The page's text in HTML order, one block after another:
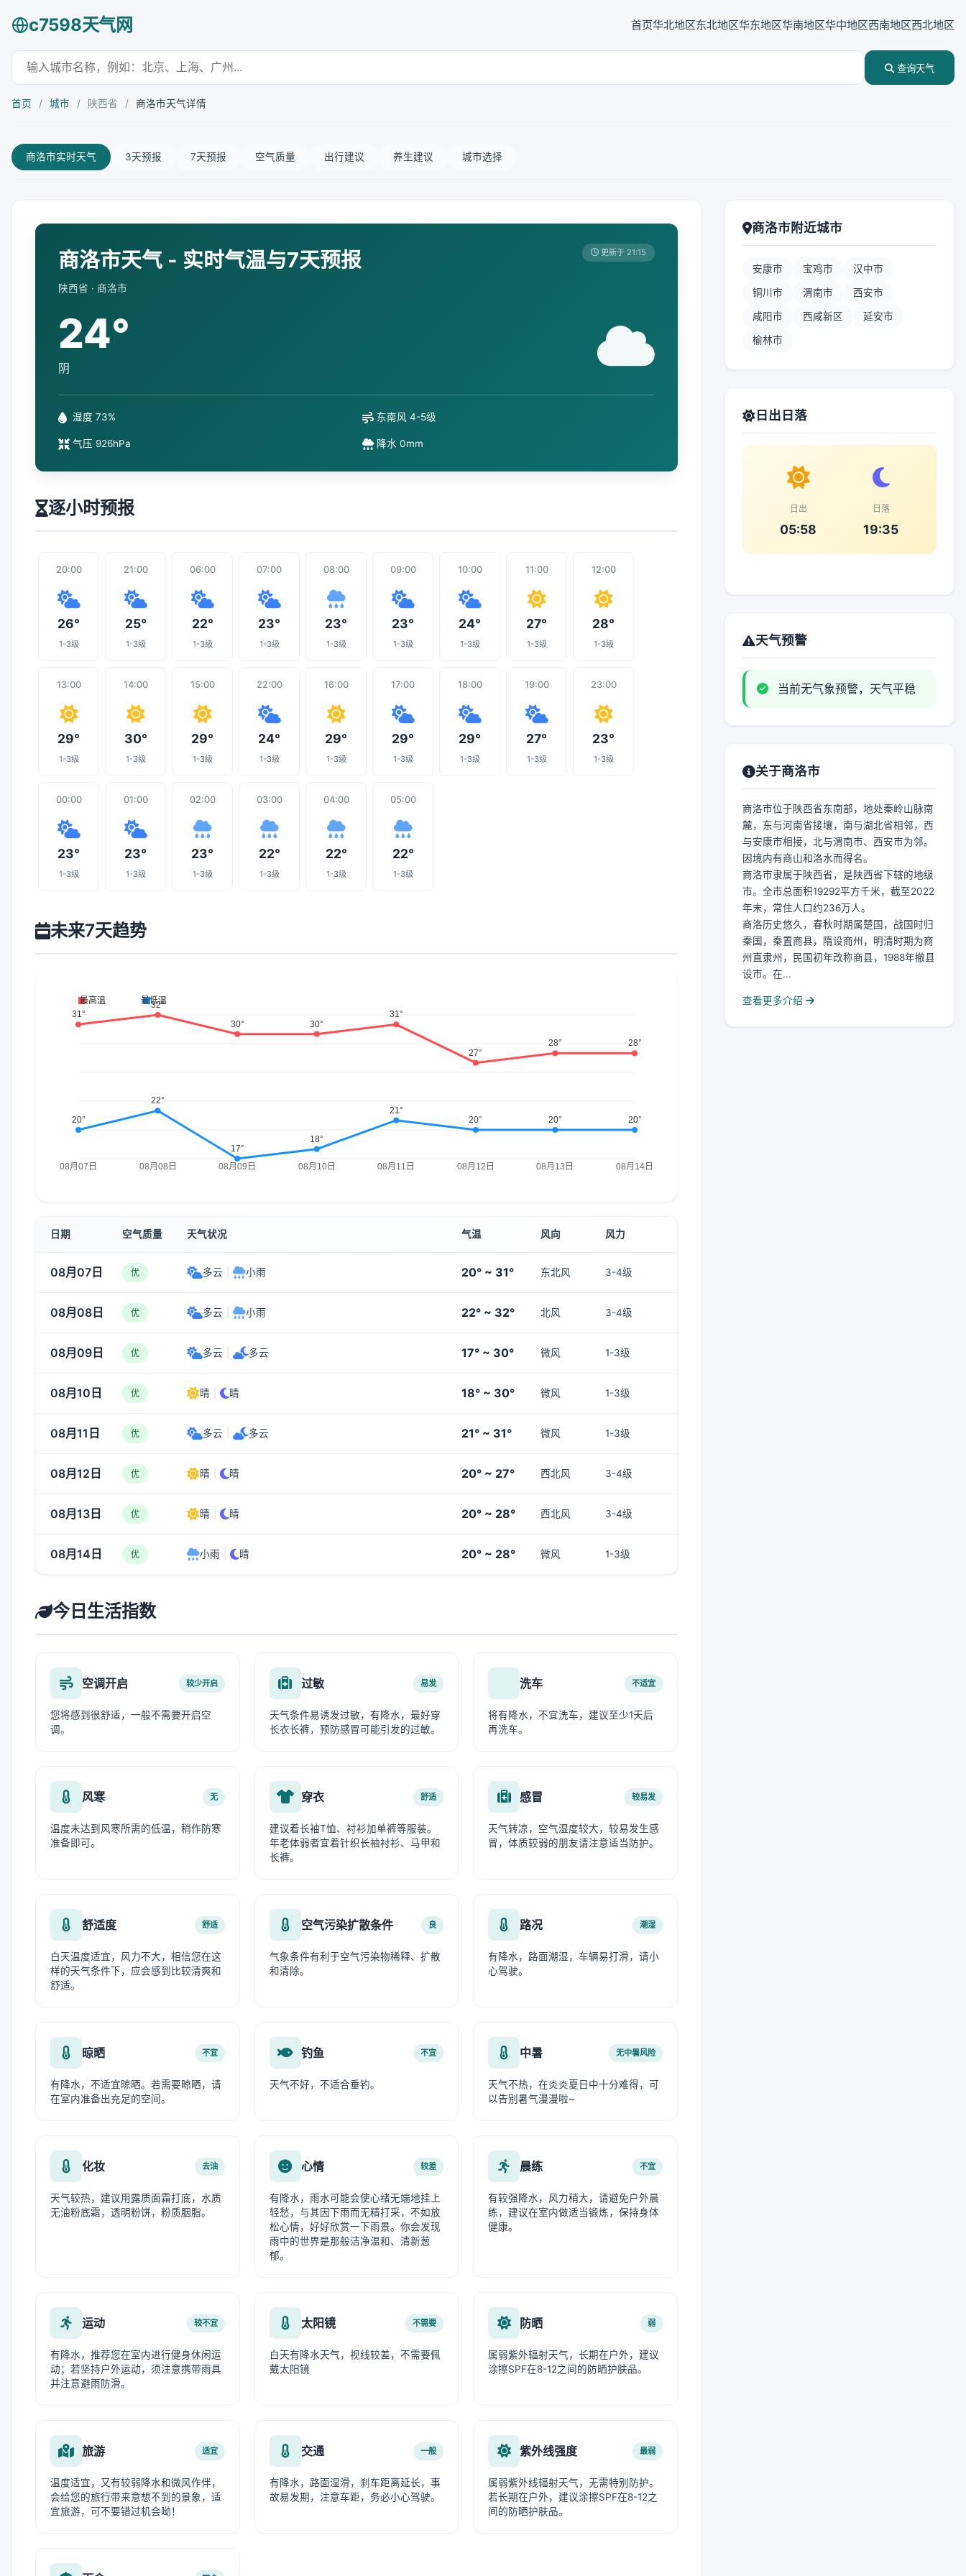
c7598天气网 首页华北地区东北地区华东地区华南地区华中地区西南地区西北地区
查询天气
首页 / 城市 / 陕西省 / 商洛市天气详情
商洛市实时天气 3天预报 7天预报 空气质量 出行建议 养生建议 城市选择
商洛市天气 - 实时气温与7天预报
陕西省 · 商洛市
更新于 21:15
24°
阴
湿度 73% 东南风 4-5级
气压 926hPa 降水 0mm
逐小时预报
20:00
26°
1-3级
21:00
25°
1-3级
06:00
22°
1-3级
07:00
23°
1-3级
08:00
23°
1-3级
09:00
23°
1-3级
10:00
24°
1-3级
11:00
27°
1-3级
12:00
28°
1-3级
13:00
29°
1-3级
14:00
30°
1-3级
15:00
29°
1-3级
22:00
24°
1-3级
16:00
29°
1-3级
17:00
29°
1-3级
18:00
29°
1-3级
19:00
27°
1-3级
23:00
23°
1-3级
00:00
23°
1-3级
01:00
23°
1-3级
02:00
23°
1-3级
03:00
22°
1-3级
04:00
22°
1-3级
05:00
22°
1-3级
未来7天趋势
日期 空气质量 天气状况 气温 风向 风力
08月07日 优 多云 小雨 20° ~ 31° 东北风 3-4级
08月08日 优 多云 小雨 22° ~ 32° 北风 3-4级
08月09日 优 多云 多云 17° ~ 30° 微风 1-3级
08月10日 优 晴 晴 18° ~ 30° 微风 1-3级
08月11日 优 多云 多云 21° ~ 31° 微风 1-3级
08月12日 优 晴 晴 20° ~ 27° 西北风 3-4级
08月13日 优 晴 晴 20° ~ 28° 西北风 3-4级
08月14日 优 小雨 晴 20° ~ 28° 微风 1-3级
今日生活指数
空调开启 较少开启
您将感到很舒适，一般不需要开启空
调。
过敏 易发
天气条件易诱发过敏，有降水，最好穿
长衣长裤，预防感冒可能引发的过敏。
洗车 不适宜
将有降水，不宜洗车，建议至少1天后
再洗车。
风寒 无
温度未达到风寒所需的低温，稍作防寒
准备即可。
穿衣 舒适
建议着长袖T恤、衬衫加单裤等服装。
年老体弱者宜着针织长袖衬衫、马甲和
长裤。
感冒 较易发
天气转凉，空气湿度较大，较易发生感
冒，体质较弱的朋友请注意适当防护。
舒适度 舒适
白天温度适宜，风力不大，相信您在这
样的天气条件下，应会感到比较清爽和
舒适。
空气污染扩散条件 良
气象条件有利于空气污染物稀释、扩散
和清除。
路况 潮湿
有降水，路面潮湿，车辆易打滑，请小
心驾驶。
晾晒 不宜
有降水，不适宜晾晒。若需要晾晒，请
在室内准备出充足的空间。
钓鱼 不宜
天气不好，不适合垂钓。
中暑 无中暑风险
天气不热，在炎炎夏日中十分难得，可
以告别暑气漫漫啦~
化妆 去油
天气较热，建议用露质面霜打底，水质
无油粉底霜，透明粉饼，粉质胭脂。
心情 较差
有降水，雨水可能会使心绪无端地挂上
轻愁，与其因下雨而无精打采，不如放
松心情，好好欣赏一下雨景。你会发现
雨中的世界是那般洁净温和、清新葱
郁。
晨练 不宜
有较强降水，风力稍大，请避免户外晨
练，建议在室内做适当锻炼，保持身体
健康。
运动 较不宜
有降水，推荐您在室内进行健身休闲运
动；若坚持户外运动，须注意携带雨具
并注意避雨防滑。
太阳镜 不需要
白天有降水天气，视线较差，不需要佩
戴太阳镜
防晒 弱
属弱紫外辐射天气，长期在户外，建议
涂擦SPF在8-12之间的防晒护肤品。
旅游 适宜
温度适宜，又有较弱降水和微风作伴，
会给您的旅行带来意想不到的景象，适
宜旅游，可不要错过机会呦！
交通 一般
有降水，路面湿滑，刹车距离延长，事
故易发期，注意车距，务必小心驾驶。
紫外线强度 最弱
属弱紫外线辐射天气，无需特别防护。
若长期在户外，建议涂擦SPF在8-12之
间的防晒护肤品。
商洛市附近城市
安康市 宝鸡市 汉中市
铜川市 渭南市 西安市
咸阳市 西咸新区 延安市
榆林市
日出日落
日出
05:58
日落
19:35
天气预警
当前无气象预警，天气平稳
关于商洛市
商洛市位于陕西省东南部，地处秦岭山脉南
麓，东与河南省接壤，南与湖北省相邻，西
与安康市相接，北与渭南市、西安市为邻。
因境内有商山和洛水而得名。
商洛市隶属于陕西省，是陕西省下辖的地级
市。全市总面积19292平方千米，截至2022
年末，常住人口约236万人。
商洛历史悠久，春秋时期属楚国，战国时归
秦国，秦置商县，隋设商州，明清时期为商
州直隶州，民国初年改称商县，1988年撤县
设市。在...
查看更多介绍